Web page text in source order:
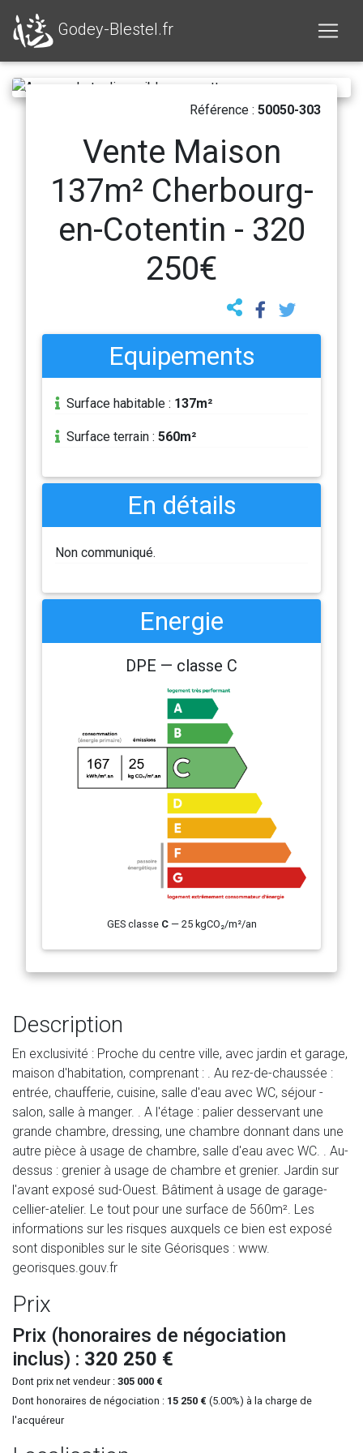
Godey-Blestel.fr
Référence :50050-303
Vente Maison
137m² Cherbourg-
en-Cotentin - 320
250€
Equipements
Surface habitable : 137m²
Surface terrain : 560m²
En détails
Non communiqué.
Energie
DPE — classe C
GES classe C— 25 kgCO₂/m²/an
Description
En exclusivité : Proche du centre ville, avec jardin et garage,
maison d'habitation, comprenant : . Au rez-de-chaussée :
entrée, chaufferie, cuisine, salle d'eau avec WC, séjour -
salon, salle à manger. . A l'étage : palier desservant une
grande chambre, dressing, une chambre donnant dans une
autre pièce à usage de chambre, salle d'eau avec WC. . Au-
dessus : grenier à usage de chambre et grenier. Jardin sur
l'avant exposé sud-Ouest. Bâtiment à usage de garage-
cellier-atelier. Le tout pour une surface de 560m². Les
informations sur les risques auxquels ce bien est exposé
sont disponibles sur le site Géorisques : www.
georisques.gouv.fr
Prix
Prix (honoraires de négociation
inclus) : 320 250 €
Dont prix net vendeur : 305 000 €
Dont honoraires de négociation : 15 250 € (5.00%) à la charge de
l'acquéreur